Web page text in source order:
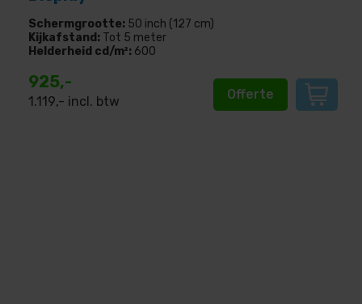
Schermgrootte: 50 inch (127 cm)
Kijkafstand: Tot 5 meter
Helderheid cd/m²: 600
925,-
1.119,- incl. btw Offerte